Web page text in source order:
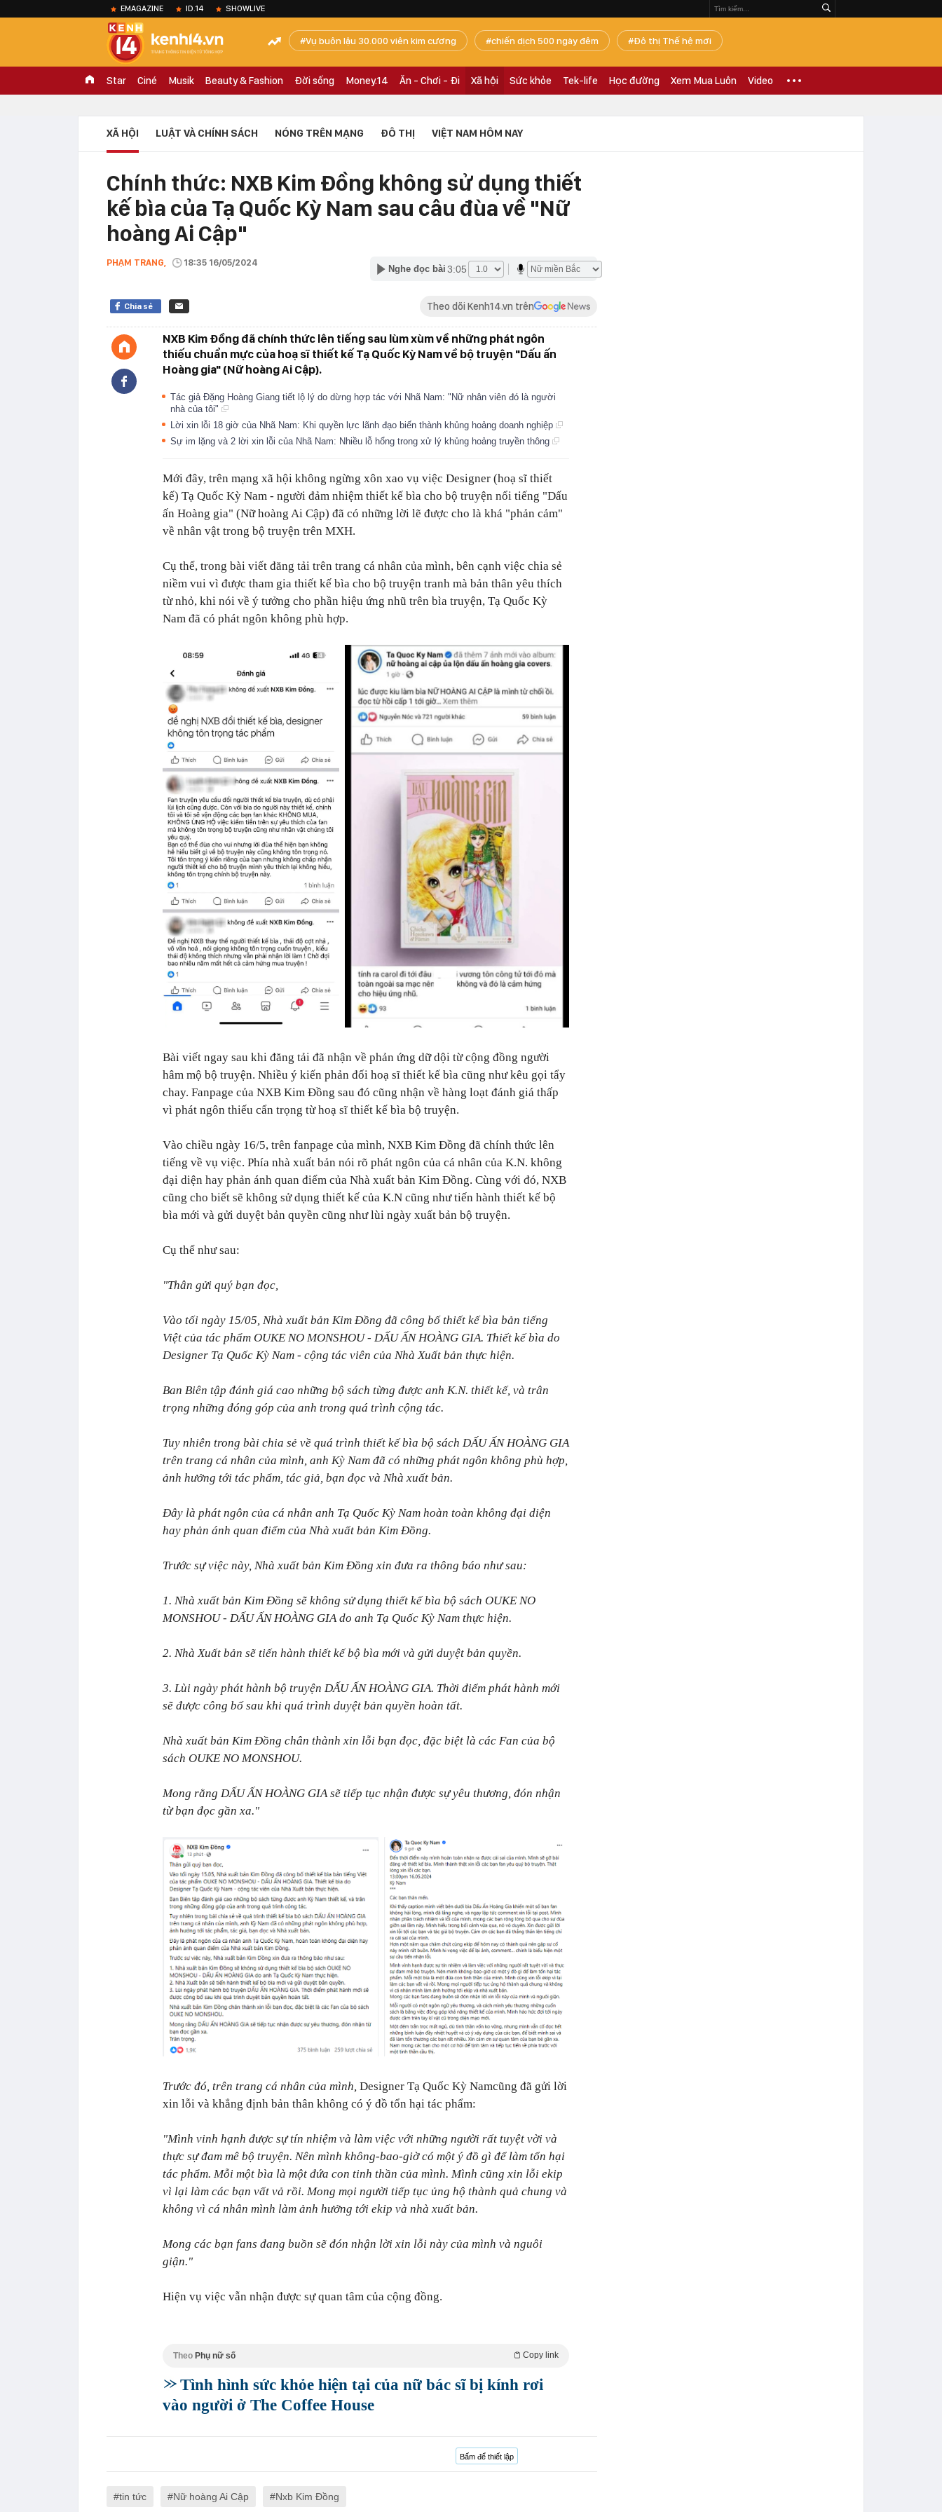
EMAGAZINE ID.14 SHOWLIVE
Vụ buôn lậu 30.000 viên kim cương chiến dịch 500 ngày đêm Đô thị Thế hệ mới
Star Ciné Musik Beauty & Fashion Đời sống Money.14 Ăn - Chơi - Đi Xã hội Sức khỏe Tek-life Học đường Xem Mua Luôn Video
XÃ HỘI LUẬT VÀ CHÍNH SÁCH NÓNG TRÊN MẠNG ĐÔ THỊ VIỆT NAM HÔM NAY
Chính thức: NXB Kim Đồng không sử dụng thiết
kế bìa của Tạ Quốc Kỳ Nam sau câu đùa về "Nữ
hoàng Ai Cập"
PHẠM TRANG, 18:35 16/05/2024
Nghe đọc bài 3:05
Chia sẻ Theo dõi Kenh14.vn trên
NXB Kim Đồng đã chính thức lên tiếng sau lùm xùm về những phát ngôn
thiếu chuẩn mực của hoạ sĩ thiết kế Tạ Quốc Kỳ Nam về bộ truyện "Dấu ấn
Hoàng gia" (Nữ hoàng Ai Cập).
Tác giả Đặng Hoàng Giang tiết lộ lý do dừng hợp tác với Nhã Nam: "Nữ nhân viên đó là người
nhà của tôi"
Lời xin lỗi 18 giờ của Nhã Nam: Khi quyền lực lãnh đạo biến thành khủng hoảng doanh nghiệp
Sự im lặng và 2 lời xin lỗi của Nhã Nam: Nhiều lỗ hổng trong xử lý khủng hoảng truyền thông
Mới đây, trên mạng xã hội không ngừng xôn xao vụ việc Designer (hoạ sĩ thiết
kế) Tạ Quốc Kỳ Nam - người đảm nhiệm thiết kế bìa cho bộ truyện nổi tiếng "Dấu
ấn Hoàng gia" (Nữ hoàng Ai Cập) đã có những lời lẽ được cho là khá "phản cảm"
về nhân vật trong bộ truyện trên MXH.
Cụ thể, trong bài viết đăng tải trên trang cá nhân của mình, bên cạnh việc chia sẻ
niềm vui vì được tham gia thiết kế bìa cho bộ truyện tranh mà bản thân yêu thích
từ nhỏ, khi nói về ý tưởng cho phần hiệu ứng nhũ trên bìa truyện, Tạ Quốc Kỳ
Nam đã có phát ngôn không phù hợp.
Bài viết ngay sau khi đăng tải đã nhận về phản ứng dữ dội từ cộng đồng người
hâm mộ bộ truyện. Nhiều ý kiến phản đối hoạ sĩ thiết kế bìa cũng như kêu gọi tẩy
chay. Fanpage của NXB Kim Đồng sau đó cũng nhận về hàng loạt đánh giá thấp
vì phát ngôn thiếu cẩn trọng từ hoạ sĩ thiết kế bìa bộ truyện.
Vào chiều ngày 16/5, trên fanpage của mình, NXB Kim Đồng đã chính thức lên
tiếng về vụ việc. Phía nhà xuất bản nói rõ phát ngôn của cá nhân của K.N. không
đại diện hay phản ánh quan điểm của Nhà xuất bản Kim Đồng. Cùng với đó, NXB
cũng cho biết sẽ không sử dụng thiết kế của K.N cũng như tiến hành thiết kế bộ
bìa mới và gửi duyệt bản quyền cũng như lùi ngày xuất bản bộ truyện.
Cụ thể như sau:
"Thân gửi quý bạn đọc,
Vào tối ngày 15/05, Nhà xuất bản Kim Đồng đã công bố thiết kế bìa bản tiếng
Việt của tác phẩm OUKE NO MONSHOU - DẤU ẤN HOÀNG GIA. Thiết kế bìa do
Designer Tạ Quốc Kỳ Nam - cộng tác viên của Nhà Xuất bản thực hiện.
Ban Biên tập đánh giá cao những bộ sách từng được anh K.N. thiết kế, và trân
trọng những đóng góp của anh trong quá trình cộng tác.
Tuy nhiên trong bài chia sẻ về quá trình thiết kế bìa bộ sách DẤU ẤN HOÀNG GIA
trên trang cá nhân của mình, anh Kỳ Nam đã có những phát ngôn không phù hợp,
ảnh hưởng tới tác phẩm, tác giả, bạn đọc và Nhà xuất bản.
Đây là phát ngôn của cá nhân anh Tạ Quốc Kỳ Nam hoàn toàn không đại diện
hay phản ánh quan điểm của Nhà xuất bản Kim Đồng.
Trước sự việc này, Nhà xuất bản Kim Đồng xin đưa ra thông báo như sau:
1. Nhà xuất bản Kim Đồng sẽ không sử dụng thiết kế bìa bộ sách OUKE NO
MONSHOU - DẤU ẤN HOÀNG GIA do anh Tạ Quốc Kỳ Nam thực hiện.
2. Nhà Xuất bản sẽ tiến hành thiết kế bộ bìa mới và gửi duyệt bản quyền.
3. Lùi ngày phát hành bộ truyện DẤU ẤN HOÀNG GIA. Thời điểm phát hành mới
sẽ được công bố sau khi quá trình duyệt bản quyền hoàn tất.
Nhà xuất bản Kim Đồng chân thành xin lỗi bạn đọc, đặc biệt là các Fan của bộ
sách OUKE NO MONSHOU.
Mong rằng DẤU ẤN HOÀNG GIA sẽ tiếp tục nhận được sự yêu thương, đón nhận
từ bạn đọc gần xa."
Trước đó, trên trang cá nhân của mình, Designer Tạ Quốc Kỳ Namcũng đã gửi lời
xin lỗi và khẳng định bản thân không có ý đồ tổn hại tác phẩm:
"Mình vinh hạnh được sự tín nhiệm và làm việc với những người rất tuyệt vời và
thực sự đam mê bộ truyện. Nên mình không-bao-giờ có một ý đồ gì để làm tổn hại
tác phẩm. Mỗi một bìa là một đứa con tinh thần của mình. Mình cũng xin lỗi ekip
vì lại làm các bạn vất vả rồi. Mong mọi người tiếp tục ủng hộ thành quả chung và
không vì cá nhân mình làm ảnh hưởng tới ekip và nhà xuất bản.
Mong các bạn fans đang buồn sẽ đón nhận lời xin lỗi này của mình và nguôi
giận."
Hiện vụ việc vẫn nhận được sự quan tâm của cộng đồng.
Theo Phụ nữ số Copy link
Tình hình sức khỏe hiện tại của nữ bác sĩ bị kính rơi
vào người ở The Coffee House
Bấm để thiết lập
tin tức Nữ hoàng Ai Cập Nxb Kim Đồng